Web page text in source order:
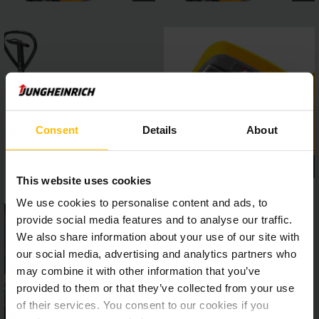
Consent Details About
This website uses cookies
We use cookies to personalise content and ads, to
provide social media features and to analyse our traffic.
We also share information about your use of our site with
our social media, advertising and analytics partners who
may combine it with other information that you’ve
provided to them or that they’ve collected from your use
of their services. You consent to our cookies if you